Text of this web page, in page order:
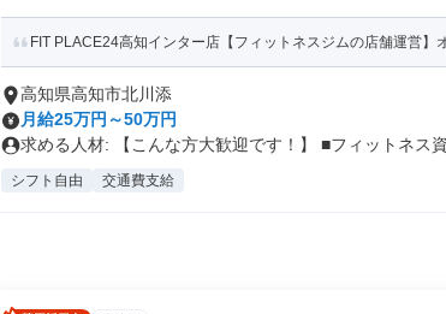
FIT PLACE24高知インター店【フィットネスジムの店舗運営】
高知県高知市北川添
月給25万円～50万円
求める人材: 【こんな方大歓迎です！】 ■フィットネス
シフト自由 交通費支給